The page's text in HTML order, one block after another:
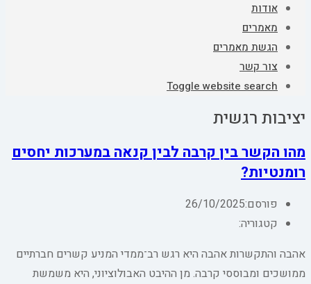
אודות
מאמרים
הגשת מאמרים
צור קשר
Toggle website search
יציבות רגשית
מהו הקשר בין קרבה לבין קנאה במערכות יחסים
רומנטיות?
פורסם:26/10/2025
קטגוריה:
אהבה והתקשרות אהבה היא רגש רב־ממדי המניע קשרים חברתיים
ממושכים ומבוססי קרבה. מן ההיבט האבולוציוני, היא משמשת